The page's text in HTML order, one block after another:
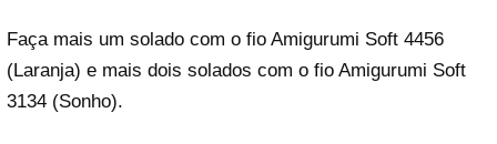
Faça mais um solado com o fio Amigurumi Soft 4456
(Laranja) e mais dois solados com o fio Amigurumi Soft
3134 (Sonho).